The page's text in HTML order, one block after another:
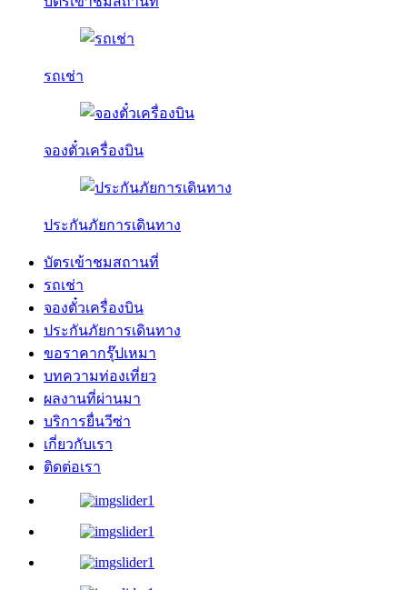
รถเช่า
จองตั๋วเครื่องบิน
ประกันภัยการเดินทาง
บัตรเข้าชมสถานที่
รถเช่า
จองตั๋วเครื่องบิน
ประกันภัยการเดินทาง
ขอราคากรุ๊ปเหมา
บทความท่องเที่ยว
ผลงานที่ผ่านมา
บริการยื่นวีซ่า
เกี่ยวกับเรา
ติดต่อเรา